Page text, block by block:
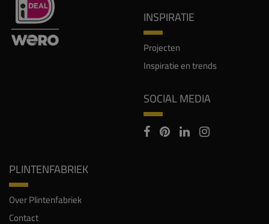
INSPIRATIE
Projecten
Inspiratie en trends
SOCIAL MEDIA
PLINTENFABRIEK
Over Plintenfabriek
Contact